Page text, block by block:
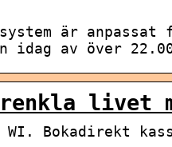
är
idag av över
livet
Bokadirekt